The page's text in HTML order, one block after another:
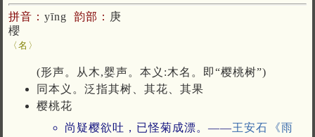
拼音： yīng 韵部： 庚
櫻
〈名〉
(形声。从木,婴声。本义:木名。即“樱桃树”)
同本义。泛指其树、其花、其果
樱桃花
尚疑樱欲吐，已怪菊成漂。——王安石
《雨